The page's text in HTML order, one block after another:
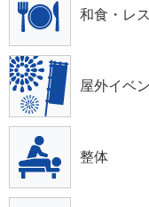
和食・レ
屋外イベ
整体